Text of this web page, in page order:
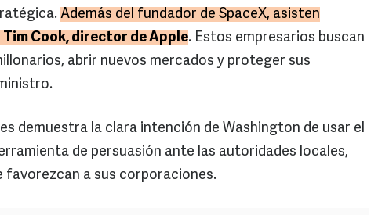
Además del fundador de SpaceX, asisten
Tim Cook, director de Apple. Estos empresarios buscan
abrir nuevos mercados y proteger sus
demuestra la clara intención de Washington de usar el
de persuasión ante las autoridades locales,
favorezcan a sus corporaciones.